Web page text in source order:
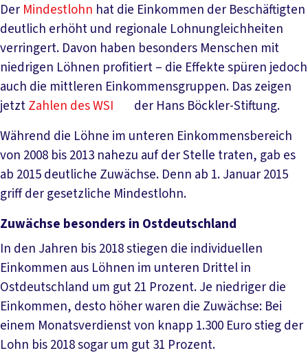
Der Mindestlohn hat die Einkommen der Beschäftigten
deutlich erhöht und regionale Lohnungleichheiten
verringert. Davon haben besonders Menschen mit
niedrigen Löhnen profitiert – die Effekte spüren jedoch
auch die mittleren Einkommensgruppen. Das zeigen
jetztZahlen des WSI
der Hans Böckler-Stiftung.
Während die Löhne im unteren Einkommensbereich
von 2008 bis 2013 nahezu auf der Stelle traten, gab es
ab 2015 deutliche Zuwächse. Denn ab 1. Januar 2015
griff der gesetzliche Mindestlohn.
Zuwächse besonders in Ostdeutschland
In den Jahren bis 2018 stiegen die individuellen
Einkommen aus Löhnen im unteren Drittel in
Ostdeutschland um gut 21 Prozent. Je niedriger die
Einkommen, desto höher waren die Zuwächse: Bei
einem Monatsverdienst von knapp 1.300 Euro stieg der
Lohn bis 2018 sogar um gut 31 Prozent.